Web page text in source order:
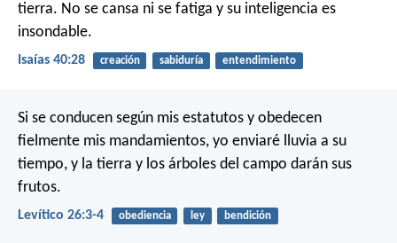
tierra. No se cansa ni se fatiga y su inteligencia es
insondable.
Isaías 40:28 creación sabiduría entendimiento
Si se conducen según mis estatutos y obedecen
fielmente mis mandamientos, yo enviaré lluvia a su
tiempo, y la tierra y los árboles del campo darán sus
frutos.
Levítico 26:3-4 obediencia ley bendición